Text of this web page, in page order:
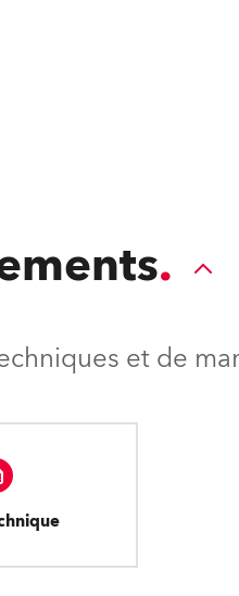
et de